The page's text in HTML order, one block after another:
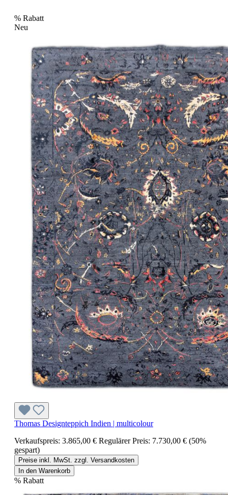
% Rabatt
Neu
Thomas Designteppich Indien | multicolour
Verkaufspreis: 3.865,00 € Regulärer Preis: 7.730,00 € (50%
gespart)
Preise inkl. MwSt. zzgl. Versandkosten
In den Warenkorb
% Rabatt